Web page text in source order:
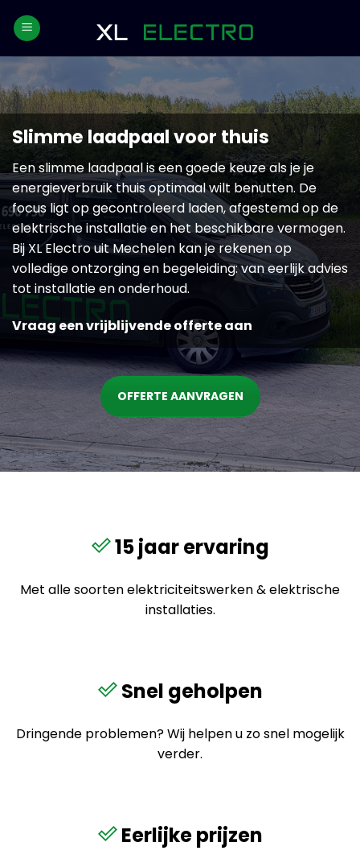
Slimme laadpaal voor thuis
Een slimme laadpaal is een goede keuze als je je
energieverbruik thuis optimaal wilt benutten. De
focus ligt op gecontroleerd laden, afgestemd op de
elektrische installatie en het beschikbare vermogen.
Bij XL Electro uit Mechelen kan je rekenen op
volledige ontzorging en begeleiding: van eerlijk advies
tot installatie en onderhoud.
Vraag een vrijblijvende offerte aan
OFFERTE AANVRAGEN
15 jaar ervaring
Met alle soorten elektriciteitswerken & elektrische
installaties.
Snel geholpen
Dringende problemen? Wij helpen u zo snel mogelijk
verder.
Eerlijke prijzen